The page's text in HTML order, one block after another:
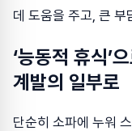
데 도움을 주고, 큰 부
‘능동적 휴식’
계발의 일부로
단순히 소파에 누워